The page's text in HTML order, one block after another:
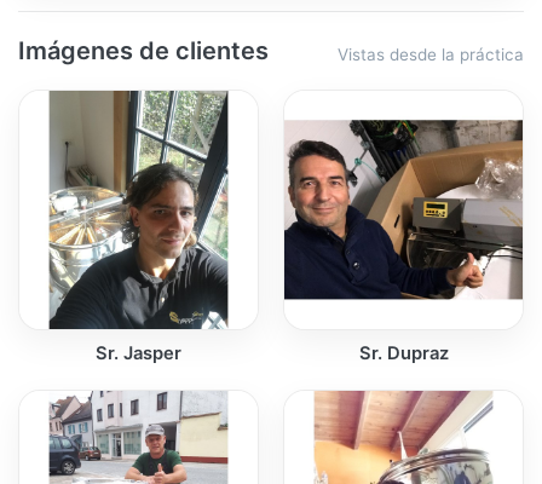
Imágenes de clientes Vistas desde la práctica
Sr. Jasper Sr. Dupraz